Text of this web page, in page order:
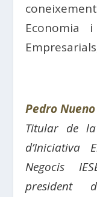
coneixement
Economia
Empresarials
Pedro Nueno
Titular de
d’Iniciativa
Negocis
president